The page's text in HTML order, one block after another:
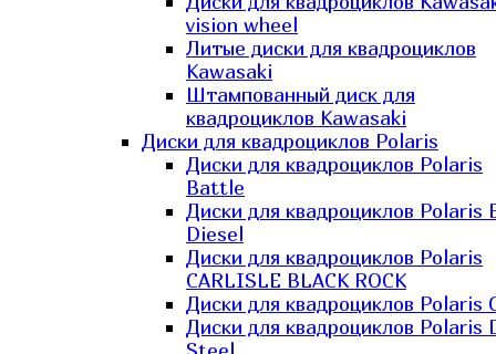
vision wheel
Литые диски для квадроциклов
Kawasaki​
Штампованный диск для
квадроциклов Kawasaki​
Диски для квадроциклов Polaris
Диски для квадроциклов Polaris
Battle
Диски для квадроциклов Polaris
Diesel
Диски для квадроциклов Polaris
CARLISLE BLACK ROCK
Диски для квадроциклов Polaris
Диски для квадроциклов Polaris